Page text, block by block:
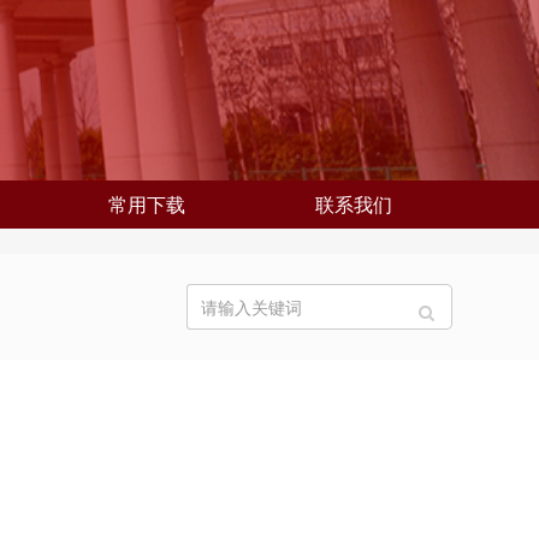
常用下载 联系我们